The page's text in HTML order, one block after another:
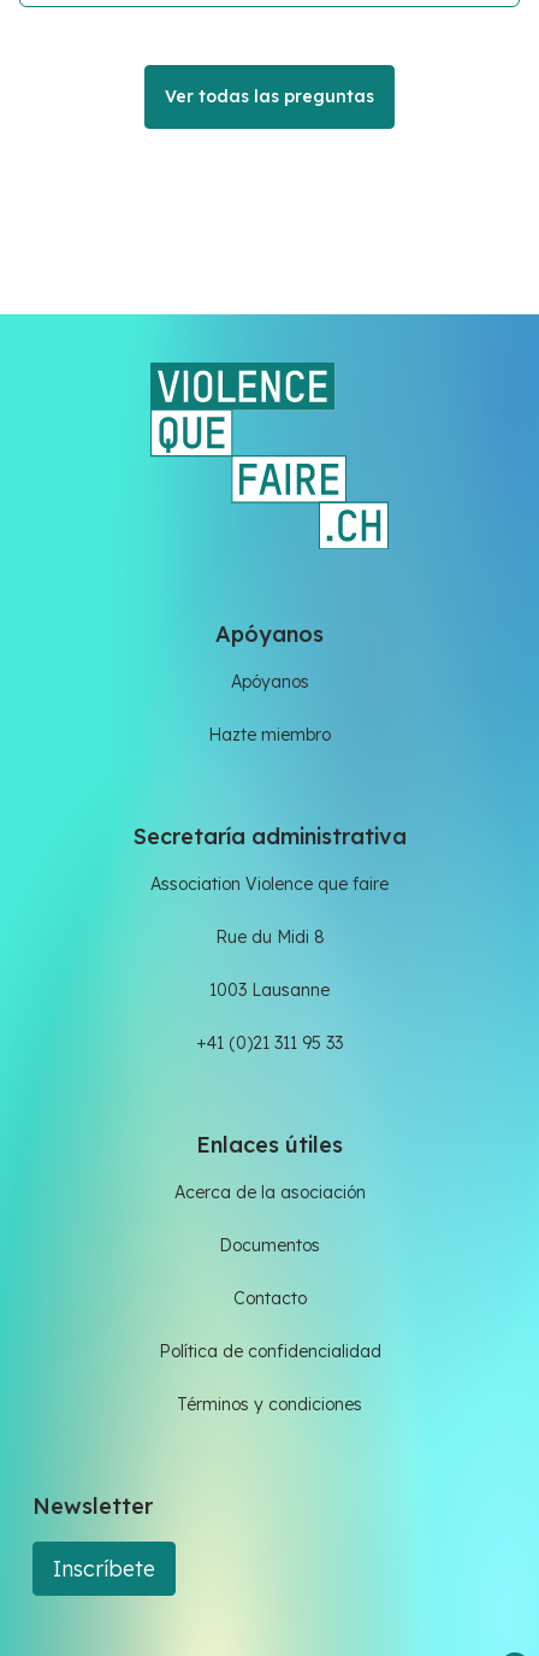
Ver todas las preguntas
Apóyanos
Apóyanos
Hazte miembro
Secretaría administrativa
Association Violence que faire
Rue du Midi 8
1003 Lausanne
+41 (0)21 311 95 33
Enlaces útiles
Acerca de la asociación
Documentos
Contacto
Política de confidencialidad
Términos y condiciones
Newsletter
Inscríbete